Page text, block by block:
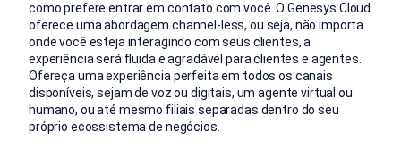
como prefere entrar em contato com você. O Genesys Cloud
oferece uma abordagem channel-less, ou seja, não importa
onde você esteja interagindo com seus clientes, a
experiência será fluida e agradável para clientes e agentes.
Ofereça uma experiência perfeita em todos os canais
disponíveis, sejam de voz ou digitais, um agente virtual ou
humano, ou até mesmo filiais separadas dentro do seu
próprio ecossistema de negócios.